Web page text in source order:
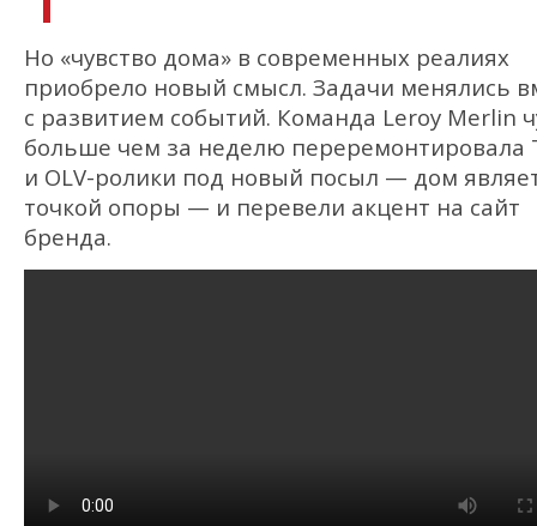
Но «чувство дома» в современных реалиях
приобрело новый смысл. Задачи менялись
с развитием событий. Команда Leroy Merlin
больше чем за неделю переремонтировала
и OLV-ролики под новый посыл — дом
точкой опоры — и перевели акцент на сайт
бренда.